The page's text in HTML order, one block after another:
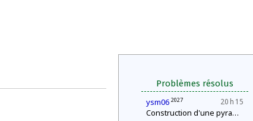
Problèmes résolus
20 h 15
ysm06 2027
Construction d'une pyramide